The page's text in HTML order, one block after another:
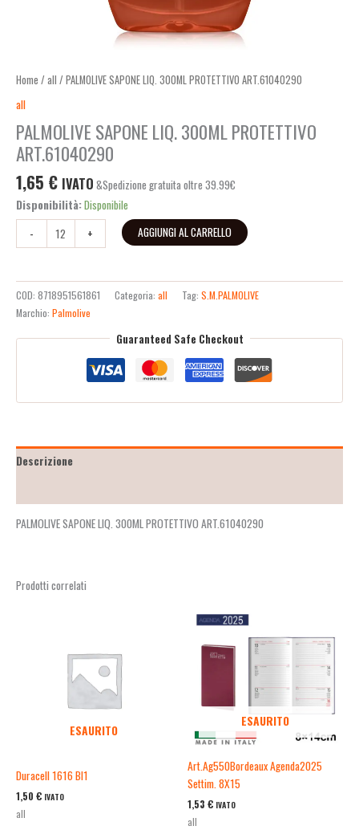
Home / all / PALMOLIVE SAPONE LIQ. 300ML PROTETTIVO ART.61040290
all
PALMOLIVE SAPONE LIQ. 300ML PROTETTIVO
ART.61040290
1,65 € IVATO &Spedizione gratuita oltre 39.99€
Disponibilità:Disponibile
-
+ AGGIUNGI AL CARRELLO
COD: 8718951561861 Categoria: all Tag: S.M.PALMOLIVE
Marchio: Palmolive
Guaranteed Safe Checkout
Descrizione
PALMOLIVE SAPONE LIQ. 300ML PROTETTIVO ART.61040290
Prodotti correlati
ESAURITO
Duracell 1616 Bl1
1,50 € IVATO
all
ESAURITO
Art.Ag550Bordeaux Agenda2025
Settim. 8X15
1,53 € IVATO
all